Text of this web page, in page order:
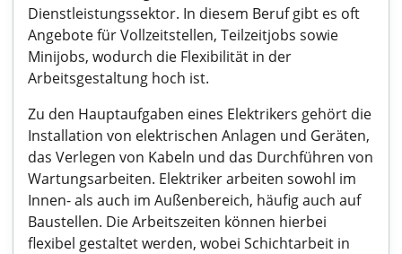
Dienstleistungssektor. In diesem Beruf gibt es oft
Angebote für Vollzeitstellen, Teilzeitjobs sowie
Minijobs, wodurch die Flexibilität in der
Arbeitsgestaltung hoch ist.
Zu den Hauptaufgaben eines Elektrikers gehört die
Installation von elektrischen Anlagen und Geräten,
das Verlegen von Kabeln und das Durchführen von
Wartungsarbeiten. Elektriker arbeiten sowohl im
Innen- als auch im Außenbereich, häufig auch auf
Baustellen. Die Arbeitszeiten können hierbei
flexibel gestaltet werden, wobei Schichtarbeit in